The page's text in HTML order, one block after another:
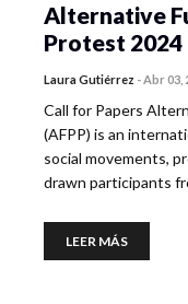
Alternative
Protest 2024
Laura Gutiérrez -Abr 03,
Call for Papers
(AFPP) is an
social movements,
drawn participants
LEER MÁS